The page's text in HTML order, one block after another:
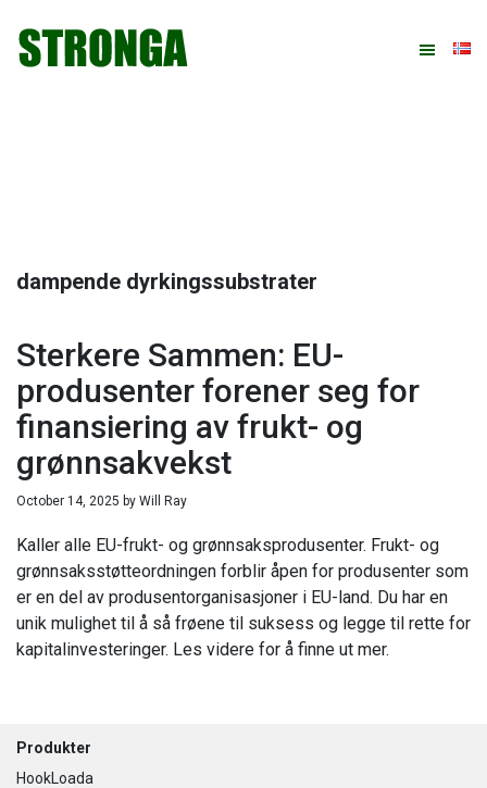
primær
hovedinnhold
primært
bunntekst
dampende dyrkingssubstrater
Sterkere Sammen: EU-
produsenter forener seg for
finansiering av frukt- og
grønnsakvekst
October 14, 2025 by Will Ray
Kaller alle EU-frukt- og grønnsaksprodusenter. Frukt- og
grønnsaksstøtteordningen forblir åpen for produsenter som
er en del av produsentorganisasjoner i EU-land. Du har en
unik mulighet til å så frøene til suksess og legge til rette for
kapitalinvesteringer. Les videre for å finne ut mer.
Footer
Produkter
HookLoada